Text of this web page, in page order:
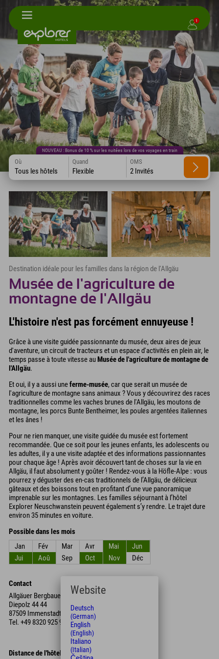
1
NOUVEAU : Bonus de 10 % sur les nuitées lors de vos voyages en train
Où
Tous les hôtels
Quand
Flexible
OMS
2 Invités
Destination idéale pour les familles dans la région de l'Allgäu
Musée de l'agriculture de
montagne de l'Allgäu
L'histoire n'est pas forcément ennuyeuse !
Grâce à une visite guidée passionnante du musée, deux aires de jeux
d'aventure, un circuit de tracteurs et un espace d'activités en plein air, le
temps passe à toute vitesse auMusée de l'agriculture de montagne de
l'Allgäu.
Et oui, il y a aussi uneferme-musée, car que serait un musée de
l'agriculture de montagne sans animaux ? Vous y découvrirez des races
traditionnelles comme les vaches brunes de l'Allgäu, les moutons de
montagne, les porcs Bunte Bentheimer, les poules argentées italiennes
et les ânes !
Pour ne rien manquer, une visite guidée du musée est fortement
recommandée. Que ce soit pour les jeunes enfants, les adolescents ou
les adultes, il y a une visite adaptée et des informations passionnantes
pour chaque âge ! Après avoir découvert tant de choses sur la vie en
Allgäu, il faut absolument y goûter ! Rendez-vous à la Höfle-Alpe : vous
pourrez y déguster des en-cas traditionnels de l’Allgäu, de délicieux
gâteaux et des boissons tout en profitant d’une vue panoramique
imprenable sur les montagnes. Les familles séjournant à l’hôtel
Explorer Neuschwanstein peuvent également s’y rendre. Le trajet dure
environ 35 minutes en voiture.
Possible dans les mois
Jan
Fév Mar Avr Mai
Jun
Jui
Aoû Sep Oct Nov Déc
Contact
Allgäuer Bergbauernmuseum
Diepolz 44 44
87509 Immenstadt im Allgäu
Tel. +49 8320 925 92 90
Distance de l'hôtel
Website
Deutsch
(German)
English
(English)
Italiano
(Italian)